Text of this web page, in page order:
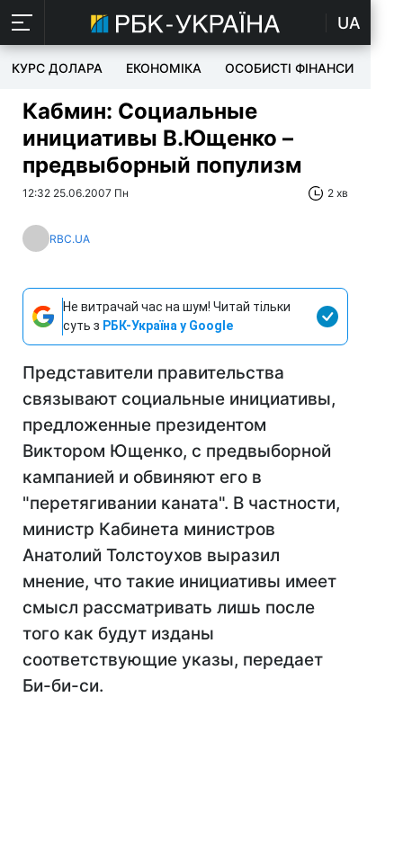
UA
КУРС ДОЛАРА ЕКОНОМІКА ОСОБИСТІ ФІНАНСИ
Кабмин: Социальные
инициативы В.Ющенко –
предвыборный популизм
12:32 25.06.2007 Пн 2 хв
RBC.UA
Не витрачай час на шум! Читай тільки
суть з РБК-Україна у Google
Представители правительства
связывают социальные инициативы,
предложенные президентом
Виктором Ющенко, с предвыборной
кампанией и обвиняют его в
"перетягивании каната". В частности,
министр Кабинета министров
Анатолий Толстоухов выразил
мнение, что такие инициативы имеет
смысл рассматривать лишь после
того как будут изданы
соответствующие указы, передает
Би-би-си.